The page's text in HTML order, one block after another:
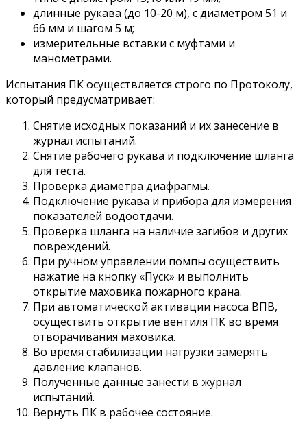
длинные рукава (до 10-20 м), с диаметром 51 и
66 мм и шагом 5 м;
измерительные вставки с муфтами и
манометрами.
Испытания ПК осуществляется строго по Протоколу,
который предусматривает:
Снятие исходных показаний и их занесение в
журнал испытаний.
Снятие рабочего рукава и подключение шланга
для теста.
Проверка диаметра диафрагмы.
Подключение рукава и прибора для измерения
показателей водоотдачи.
Проверка шланга на наличие загибов и других
повреждений.
При ручном управлении помпы осуществить
нажатие на кнопку «Пуск» и выполнить
открытие маховика пожарного крана.
При автоматической активации насоса ВПВ,
осуществить открытие вентиля ПК во время
отворачивания маховика.
Во время стабилизации нагрузки замерять
давление клапанов.
Полученные данные занести в журнал
испытаний.
Вернуть ПК в рабочее состояние.